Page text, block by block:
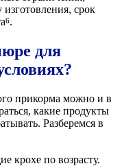
изготовления, срок
6.
для
прикорма можно и в
какие продукты
Разберемся в
крохе по возрасту.